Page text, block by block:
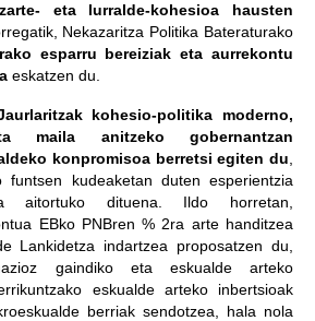
eta lurralde-kohesioa hausten
Nekazaritza Politika Bateraturako
esparru bereiziak eta aurrekontu
eskatzen du.
kohesio-politika moderno,
maila anitzeko gobernantzan
konpromisoa berretsi egiten du
funtsen kudeaketan duten esperientzia
aitortuko dituena. Ildo horretan,
EBko PNBren % 2ra arte handitzea
Lankidetza indartzea proposatzen du,
gaindiko eta eskualde arteko
eskualde arteko inbertsioak
berriak sendotzea, hala nola